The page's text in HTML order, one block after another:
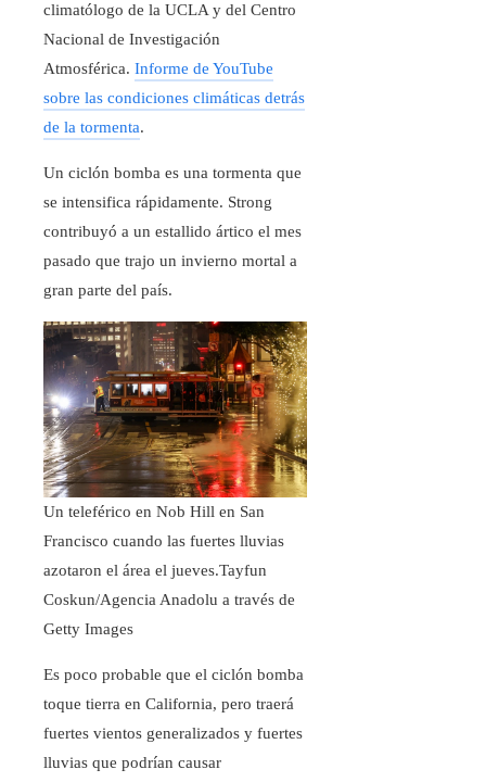
climatólogo de la UCLA y del Centro
Nacional de Investigación
Atmosférica. Informe de YouTube
sobre las condiciones climáticas detrás
de la tormenta.
Un ciclón bomba es una tormenta que
se intensifica rápidamente. Strong
contribuyó a un estallido ártico el mes
pasado que trajo un invierno mortal a
gran parte del país.
Un teleférico en Nob Hill en San
Francisco cuando las fuertes lluvias
azotaron el área el jueves.Tayfun
Coskun/Agencia Anadolu a través de
Getty Images
Es poco probable que el ciclón bomba
toque tierra en California, pero traerá
fuertes vientos generalizados y fuertes
lluvias que podrían causar